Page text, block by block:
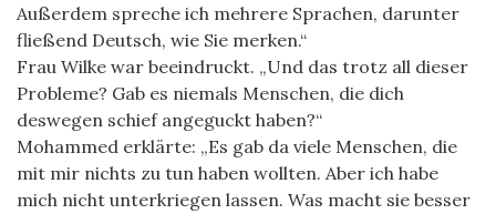
Außerdem spreche ich mehrere Sprachen, darunter
fließend Deutsch, wie Sie merken.“
Frau Wilke war beeindruckt. „Und das trotz all dieser
Probleme? Gab es niemals Menschen, die dich
deswegen schief angeguckt haben?“
Mohammed erklärte: „Es gab da viele Menschen, die
mit mir nichts zu tun haben wollten. Aber ich habe
mich nicht unterkriegen lassen. Was macht sie besser